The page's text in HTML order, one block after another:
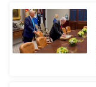
मि
सा
ल